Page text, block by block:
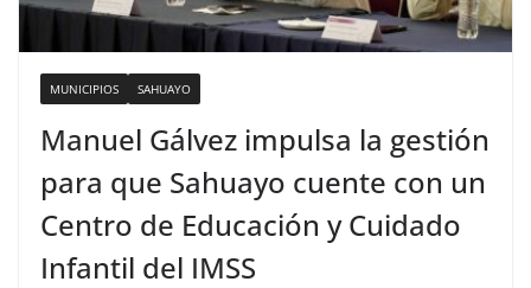
MUNICIPIOS SAHUAYO
Manuel Gálvez impulsa la gestión
para que Sahuayo cuente con un
Centro de Educación y Cuidado
Infantil del IMSS